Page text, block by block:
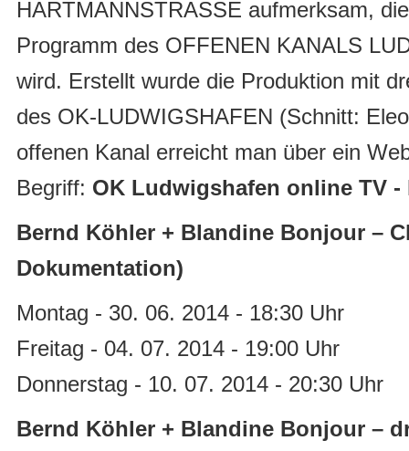
HARTMANNSTRASSE aufmerksam,
Programm des OFFENEN KANALS
wird. Erstellt wurde die Produktion mit
des OK-LUDWIGSHAFEN (Schnitt:
offenen Kanal erreicht man über ein
Begriff: OK Ludwigshafen online TV -
Bernd Köhler + Blandine Bonjour –
Dokumentation)
Montag - 30. 06. 2014 - 18:30 Uhr
Freitag - 04. 07. 2014 - 19:00 Uhr
Donnerstag - 10. 07. 2014 - 20:30 Uhr
Bernd Köhler + Blandine Bonjour –